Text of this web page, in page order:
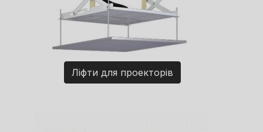
Ліфти для проекторів